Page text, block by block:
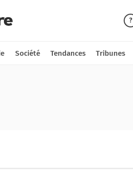
?
Société Tendances Tribunes